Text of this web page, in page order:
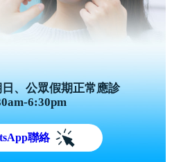
、公眾假期正常應診
6:30pm
聯絡